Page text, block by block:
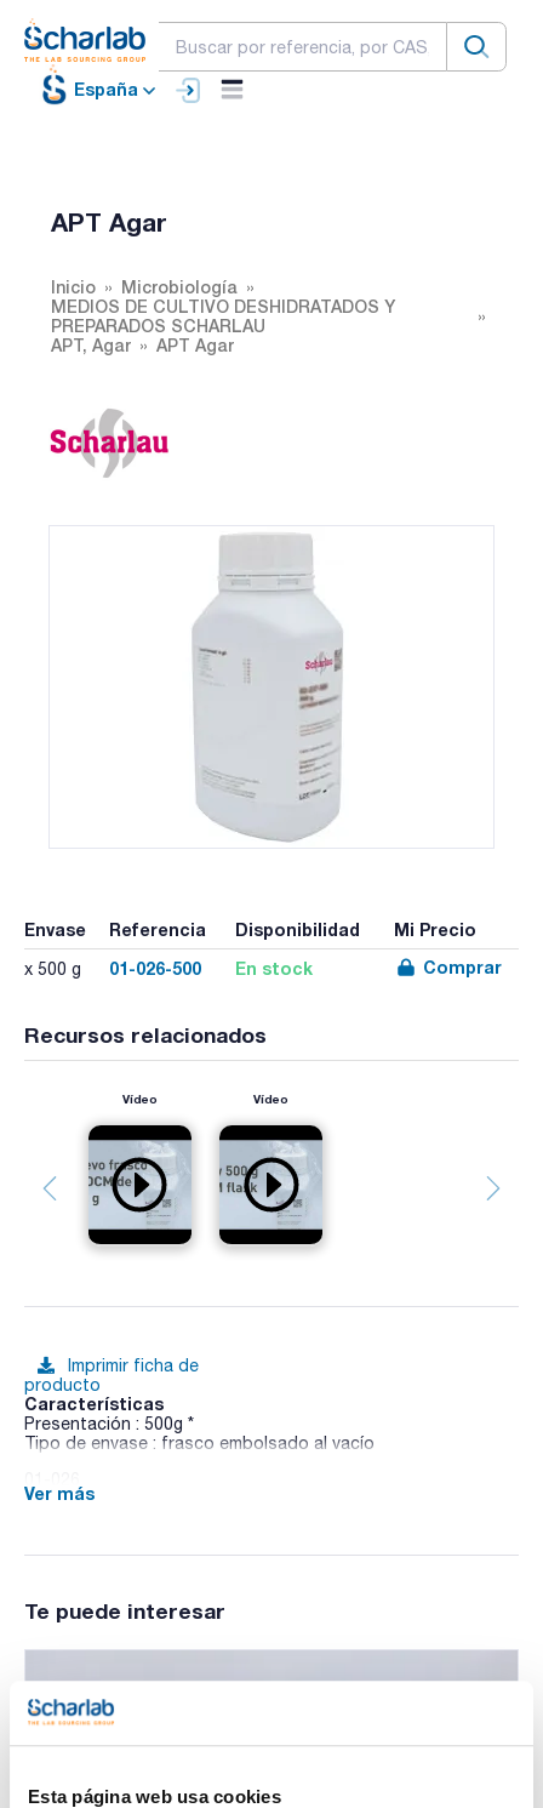
Esta página web usa cookies
España
APT Agar
Inicio
Microbiología
MEDIOS DE CULTIVO DESHIDRATADOS Y
PREPARADOS SCHARLAU
APT, Agar
APT Agar
Envase Referencia Disponibilidad Mi Precio
x 500 g 01-026-500 En stock Comprar
Recursos relacionados
Vídeo Vídeo
Imprimir ficha de
producto
Características
Presentación : 500g *
Tipo de envase : frasco embolsado al vacío
COMPF
provocan el verdeamiento de los productos cárnicos.
Ver más
Te puede interesar